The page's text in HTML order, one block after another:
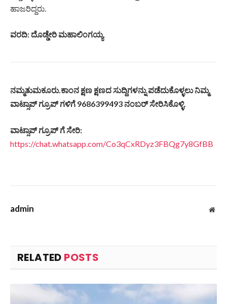
ಹಾಜರಿದ್ದರು.
ವರದಿ: ದೊಡ್ಡೇರಿ ಮಹಾಲಿಂಗಯ್ಯ
ನಮ್ಮತುಮಕೂರು.ಕಾಂನ ಕ್ಷಣ ಕ್ಷಣದ ಸುದ್ದಿಗಳನ್ನು ಪಡೆದುಕೊಳ್ಳಲು ನಿಮ್ಮ
ವಾಟ್ಸಾಪ್ ಗ್ರೂಪ್ ಗಳಿಗೆ 9686399493 ನಂಬರ್ ಸೇರಿಸಿಕೊಳ್ಳಿ.
ವಾಟ್ಸಾಪ್ ಗ್ರೂಪ್ ಗೆ ಸೇರಿ:
https://chat.whatsapp.com/Co3qCxRDyz3FBQg7y8GfBB
admin
RELATED POSTS